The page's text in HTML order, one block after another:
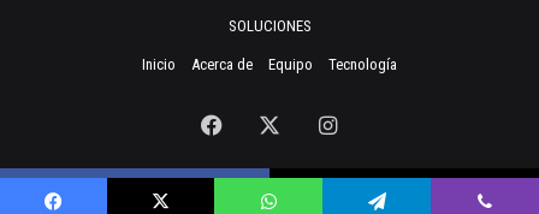
SOLUCIONES
Inicio Acerca de Equipo Tecnología
Facebook Instagram